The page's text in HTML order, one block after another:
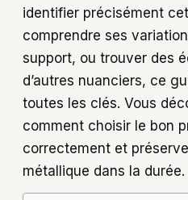
identifier précisément
comprendre ses
support, ou trouver des
d’autres nuanciers, ce
toutes les clés. Vous
comment choisir le bon
correctement et
métallique dans la durée.